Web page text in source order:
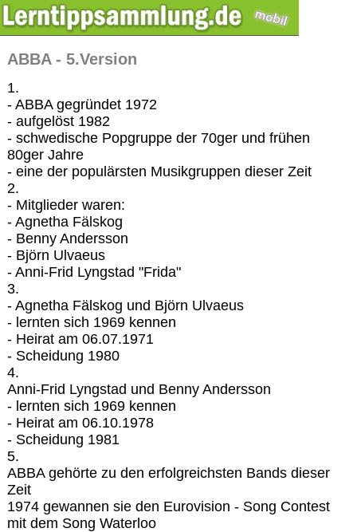
ABBA - 5.Version
1.
- ABBA gegründet 1972
- aufgelöst 1982
- schwedische Popgruppe der 70ger und frühen
80ger Jahre
- eine der populärsten Musikgruppen dieser Zeit
2.
- Mitglieder waren:
- Agnetha Fälskog
- Benny Andersson
- Björn Ulvaeus
- Anni-Frid Lyngstad "Frida"
3.
- Agnetha Fälskog und Björn Ulvaeus
- lernten sich 1969 kennen
- Heirat am 06.07.1971
- Scheidung 1980
4.
Anni-Frid Lyngstad und Benny Andersson
- lernten sich 1969 kennen
- Heirat am 06.10.1978
- Scheidung 1981
5.
ABBA gehörte zu den erfolgreichsten Bands dieser
Zeit
1974 gewannen sie den Eurovision - Song Contest
mit dem Song Waterloo